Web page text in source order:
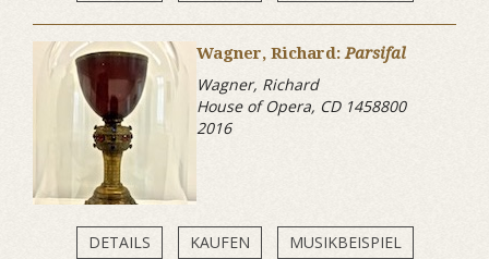
Wagner, Richard:Parsifal
Wagner, Richard
House of Opera, CD 1458800
2016
DETAILS KAUFEN MUSIKBEISPIEL